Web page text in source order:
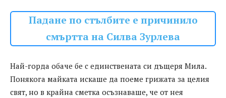
Падане по стълбите е причинило
смъртта на Силва Зурлева
Най-горда обаче бе с единствената си дъщеря Мила.
Понякога майката искаше да поеме грижата за целия
свят, но в крайна сметка осъзнаваше, че от нея